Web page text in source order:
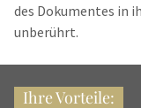
des Dokumentes in
unberührt.
Ihre Vorteile: